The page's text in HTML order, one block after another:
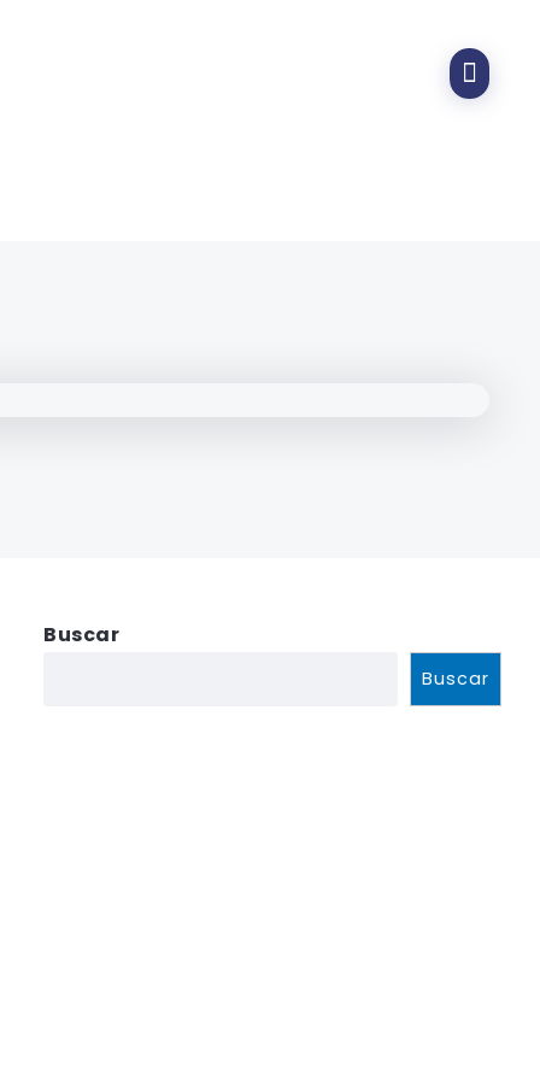
Buscar
Buscar